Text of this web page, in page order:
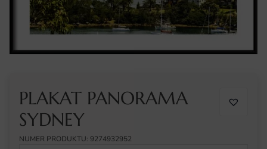
PLAKAT PANORAMA
SYDNEY
NUMER PRODUKTU: 9274932952